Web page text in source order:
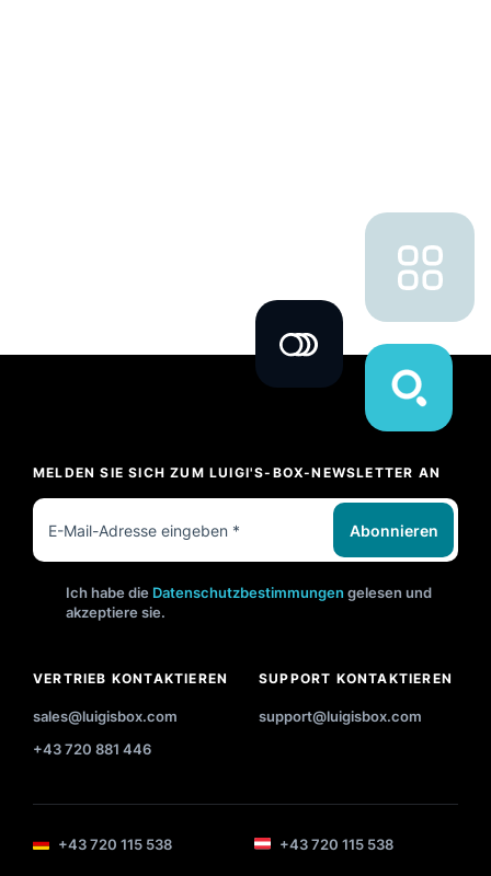
MELDEN SIE SICH ZUM LUIGI'S-BOX-NEWSLETTER AN
Abonnieren
Ich habe die Datenschutzbestimmungen gelesen und
akzeptiere sie.
VERTRIEB KONTAKTIEREN
sales@luigisbox.com
+43 720 881 446
SUPPORT KONTAKTIEREN
support@luigisbox.com
+43 720 115 538 +43 720 115 538